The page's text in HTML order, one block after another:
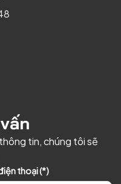
tin, chúng tôi sẽ
thoại (*)